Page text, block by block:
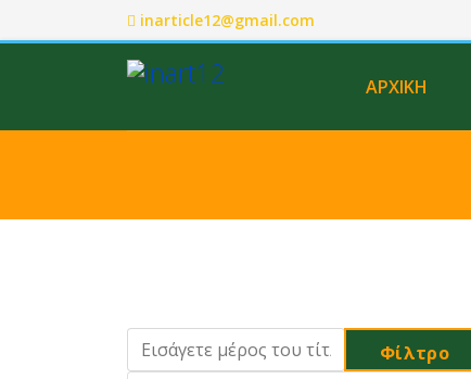
inarticle12@gmail.com
ΑΡΧΙΚΗ
Εισάγετε μέρος του τίτλου.
Φίλτρο